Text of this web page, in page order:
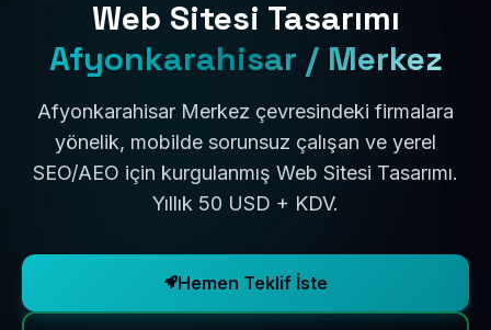
Web Sitesi Tasarımı
Afyonkarahisar / Merkez
Afyonkarahisar Merkez çevresindeki firmalara
yönelik, mobilde sorunsuz çalışan ve yerel
SEO/AEO için kurgulanmış Web Sitesi Tasarımı.
Yıllık 50 USD + KDV.
Hemen Teklif İste